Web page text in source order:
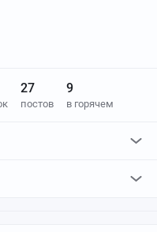
27
постов
9
в горячем